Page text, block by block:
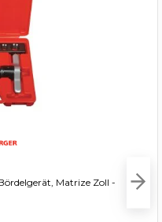
Matrize Zoll -